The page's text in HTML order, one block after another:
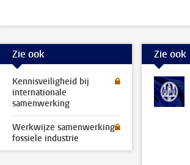
Zie ook
Kennisveiligheid bij
internationale
samenwerking
Werkwijze samenwerking
fossiele industrie
Zie ook